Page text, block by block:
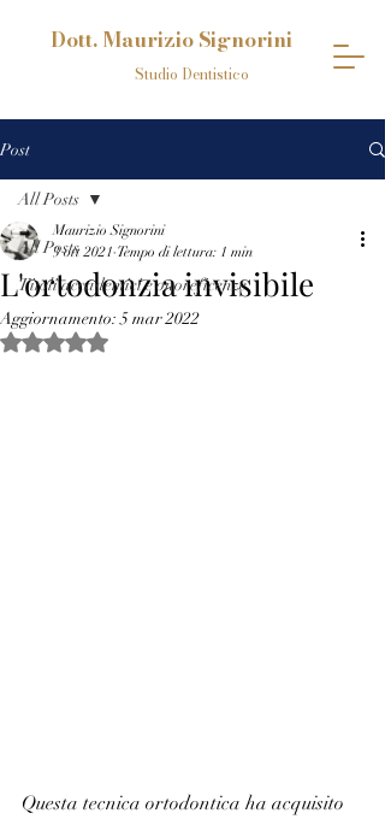
Dott. Maurizio Signorini
Studio Dentistico
Post
All Posts
Titoli accademici e onoreficenze
All Posts
L'ortodonzia invisibile
Maurizio Signorini
3 ott 2021 Tempo di lettura: 1 min
Aggiornamento:5 mar 2022
Valutazione NaN stelle su 5.
Questa tecnica ortodontica ha acquisito